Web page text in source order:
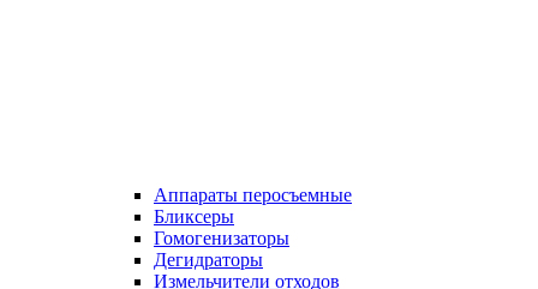
Аппараты перосъемные
Бликсеры
Гомогенизаторы
Дегидраторы
Измельчители отходов